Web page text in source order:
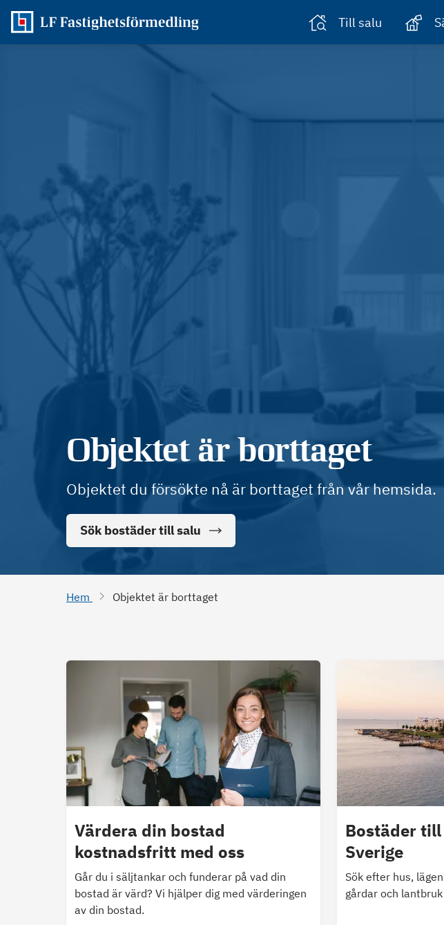
Till salu
Objektet är borttaget
Objektet du försökte nå är borttaget från vår hemsida.
Sök bostäder till salu
Hem Objektet är borttaget
Värdera din bostad
kostnadsfritt med oss
Går du i säljtankar och funderar på vad din
bostad är värd? Vi hjälper dig med värderingen
av din bostad.
Bostäder
Sverige
Sök efter hus,
gårdar och